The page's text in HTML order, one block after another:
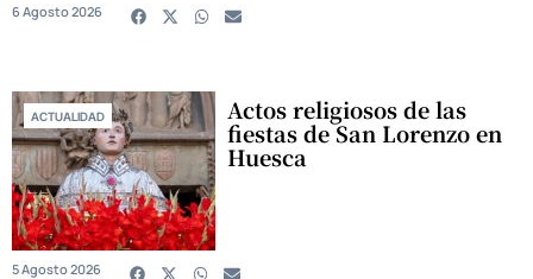
6 Agosto 2026
ACTUALIDAD Actos religiosos de las
fiestas de San Lorenzo en
Huesca
5 Agosto 2026